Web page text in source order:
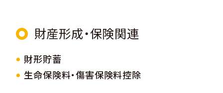
財産形成・保険関連
財形貯蓄
生命保険料・傷害保険料控除